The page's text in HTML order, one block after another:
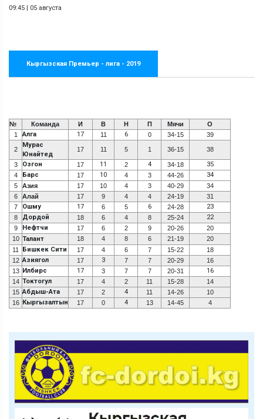
09:45 | 05 августа
Кыргызская Премьер - лига - 2019
№ Команда И В Н П Мячи
О
1
Алга 17 11 6 0 34-15 39
2
Мурас
Юнайтед
17 11 5 1 36-15 38
3 Озгон 17 11 2 4 34-18 35
4 Барс 17 10 4 3 44-26 34
5 Азия 17 10 4 3 40-29
34
6
Алай 17 9 4 4 24-19
31
7
Ошму 17 6 5 6 24-28 23
8 Дордой 18 6 4 8 25-24 22
9 Нефтчи 17 6 2 9 20-26
20
10 Талант 18 4 8 6 21-19
20
11
Бишкек Сити 17 4 6 7 15-22
18
12 Азиягол 17 3 7 7 20-29
16
13 Илбирс 17 3 7 7 20-31 16
14 Токтогул 17 4 2 11 15-28
14
15 Абдыш-Ата 17 2 4 11 14-26
10
16 Кыргызалтын 17 0 4 13 14-45 4